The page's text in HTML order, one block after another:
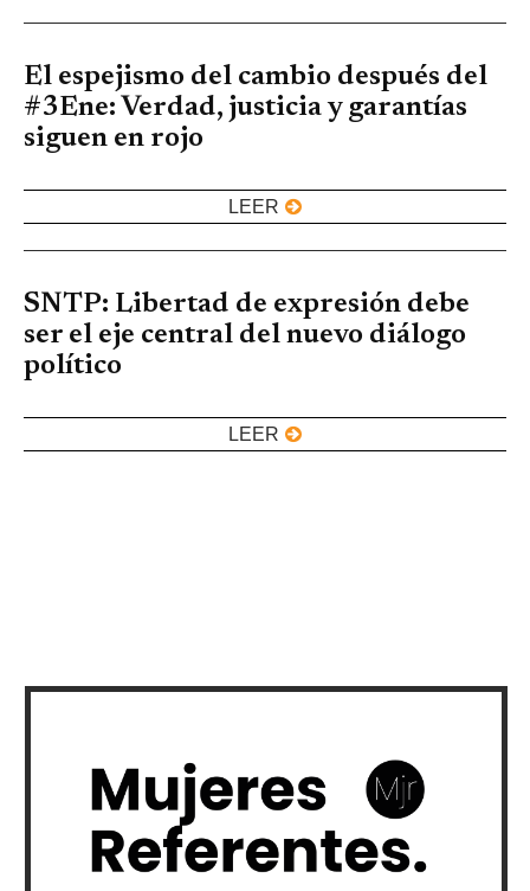
El espejismo del cambio después del
#3Ene: Verdad, justicia y garantías
siguen en rojo
LEER
SNTP: Libertad de expresión debe
ser el eje central del nuevo diálogo
político
LEER